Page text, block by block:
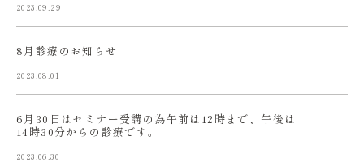
2023.09.29
8月診療のお知らせ
2023.08.01
6月30日はセミナー受講の為午前は12時まで、午後は
14時30分からの診療です。
2023.06.30